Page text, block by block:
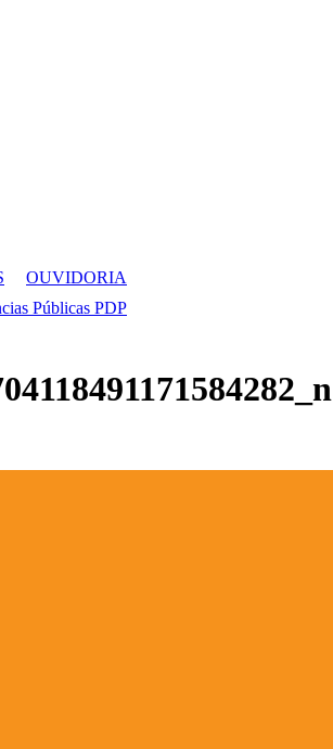
OUVIDORIA
Públicas PDP